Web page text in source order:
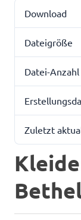
Download
Dateigröße
Datei-Anzahl
Zuletzt